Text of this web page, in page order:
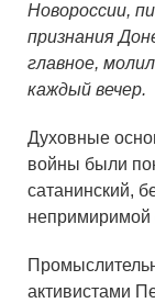
Новороссии,
признания
главное,
каждый вечер.
Духовные
войны были
сатанинский,
непримиримой
активистами